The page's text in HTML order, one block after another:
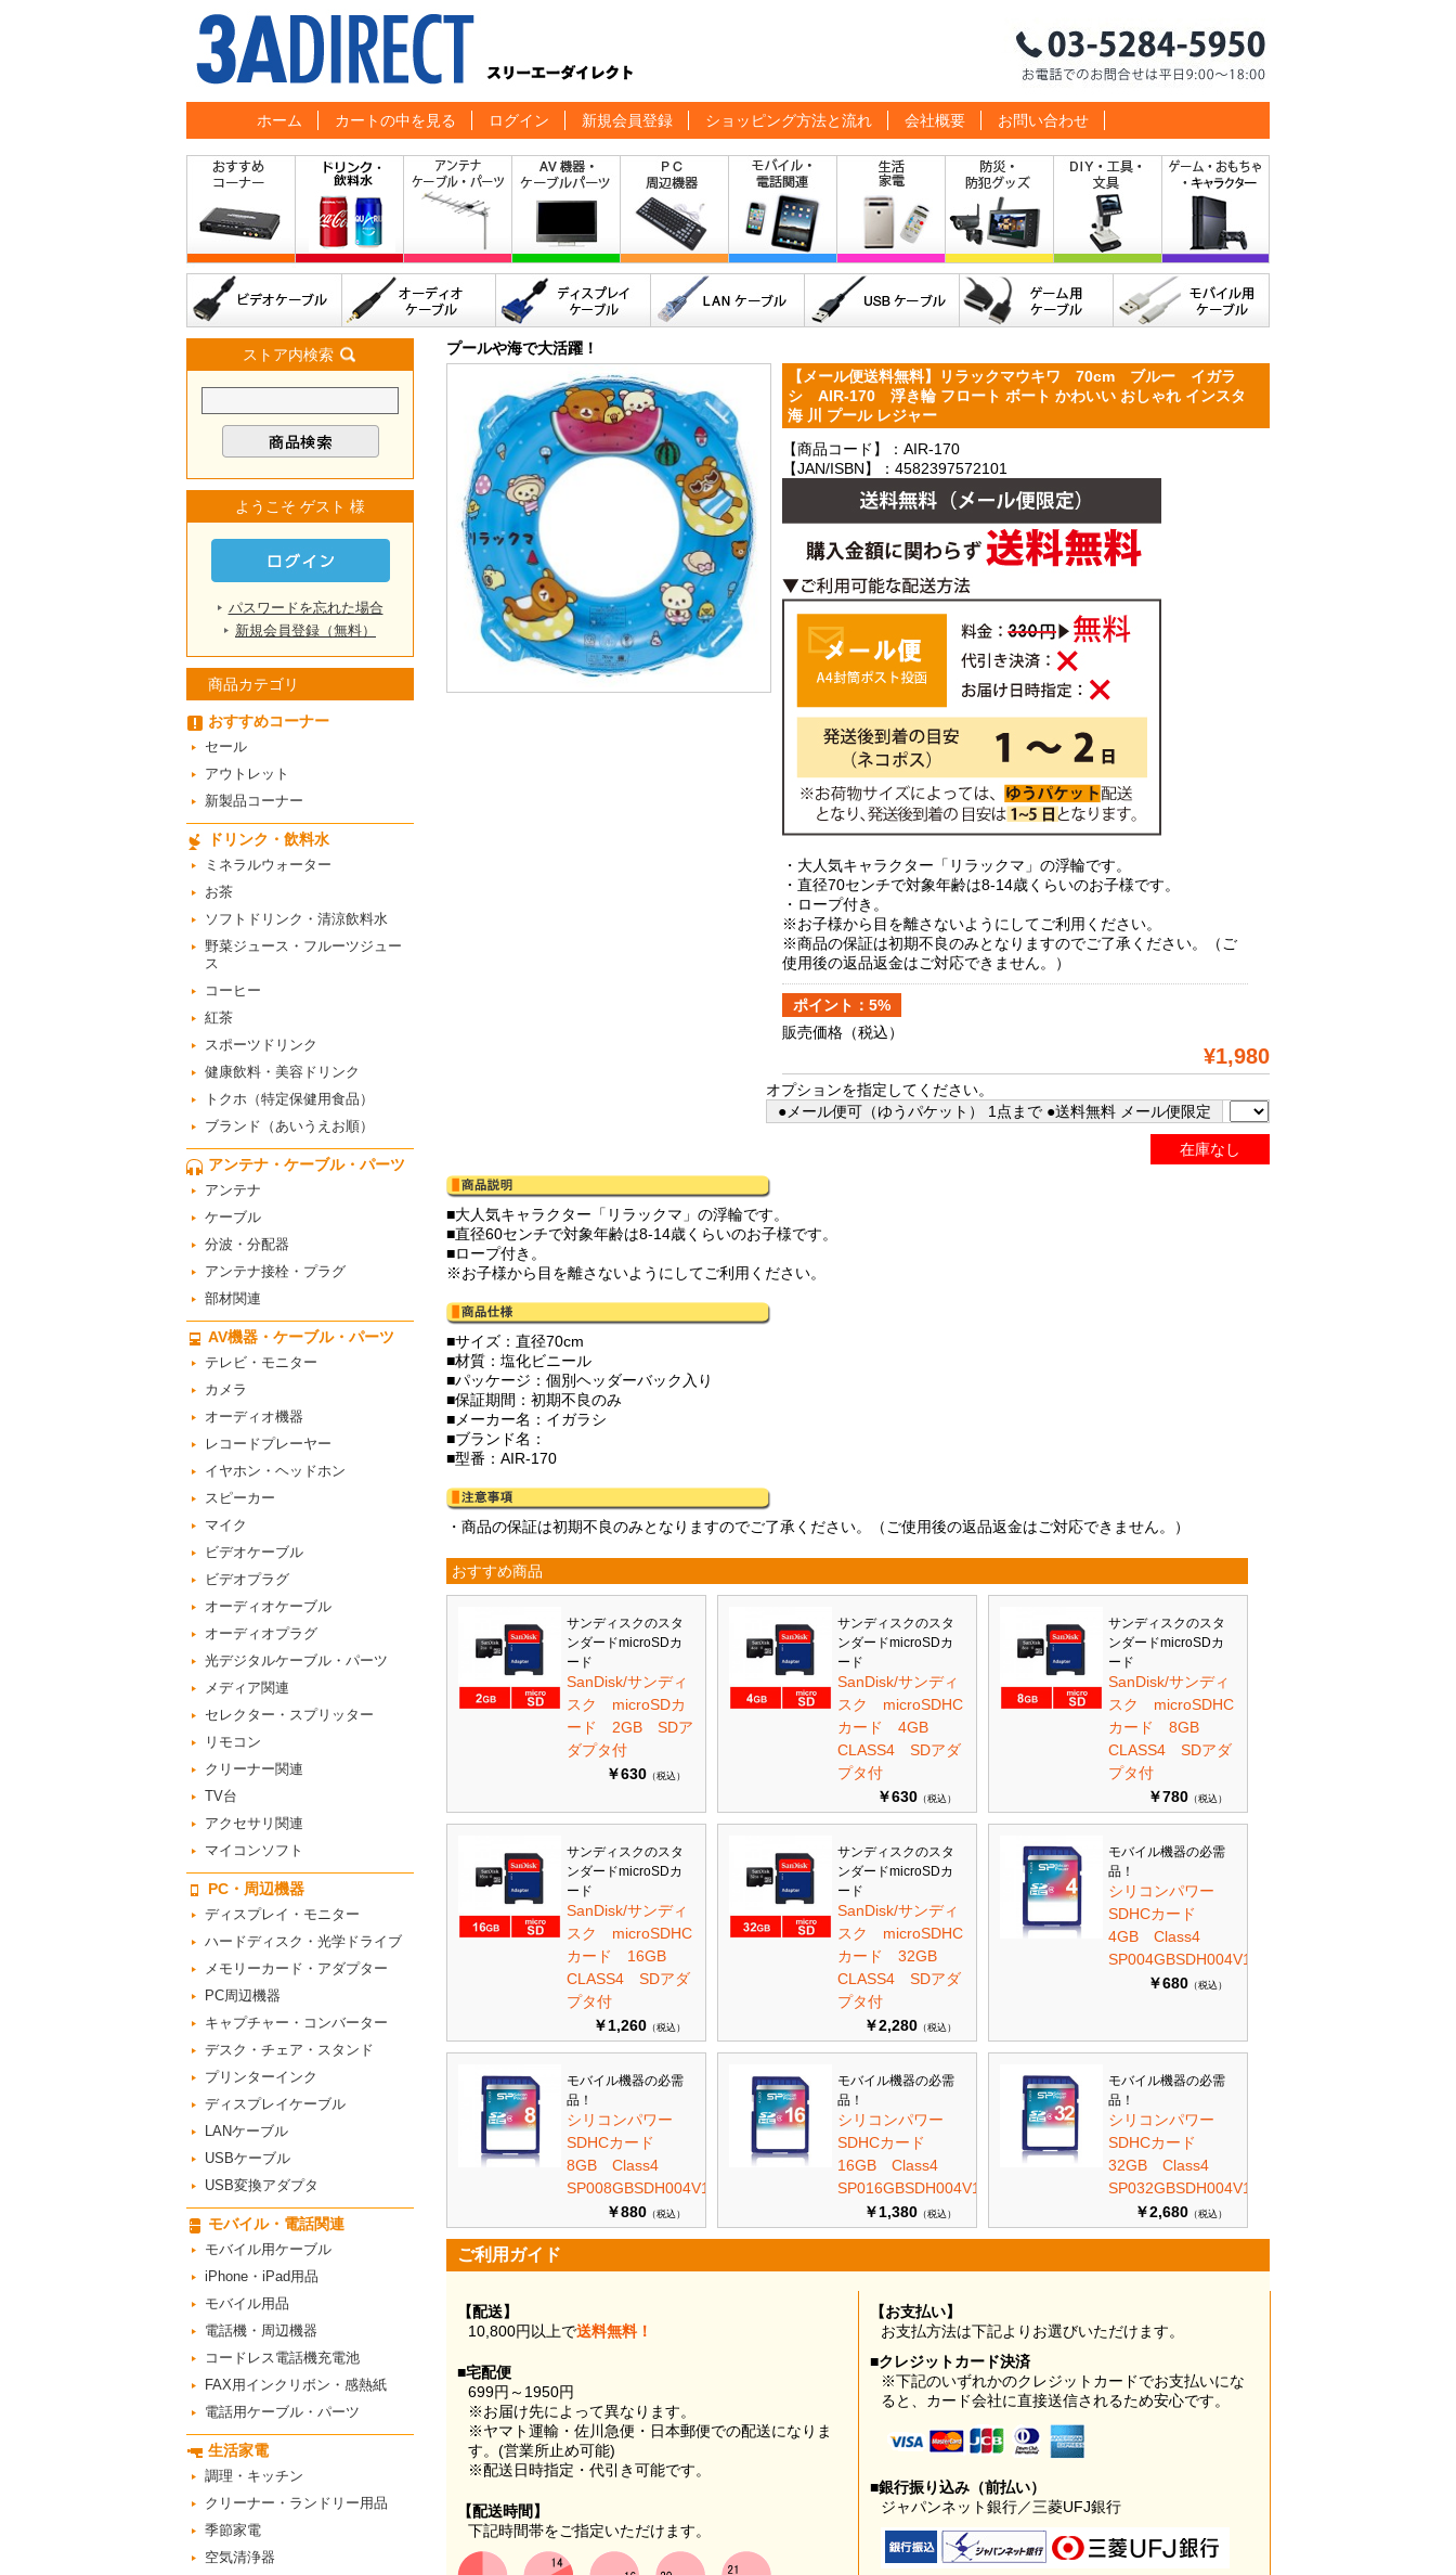
ホーム カートの中を見る ログイン 新規会員登録 ショッピング方法と流れ 会社概要 お問い合わせ
ストア内検索
ようこそ ゲスト 様
パスワードを忘れた場合
新規会員登録（無料）
商品カテゴリ
おすすめコーナー
セール
アウトレット
新製品コーナー
ドリンク・飲料水
ミネラルウォーター
お茶
ソフトドリンク・清涼飲料水
野菜ジュース・フルーツジュー
ス
コーヒー
紅茶
スポーツドリンク
健康飲料・美容ドリンク
トクホ（特定保健用食品）
ブランド（あいうえお順）
アンテナ・ケーブル・パーツ
アンテナ
ケーブル
分波・分配器
アンテナ接栓・プラグ
部材関連
AV機器・ケーブル・パーツ
テレビ・モニター
カメラ
オーディオ機器
レコードプレーヤー
イヤホン・ヘッドホン
スピーカー
マイク
ビデオケーブル
ビデオプラグ
オーディオケーブル
オーディオプラグ
光デジタルケーブル・パーツ
メディア関連
セレクター・スプリッター
リモコン
クリーナー関連
TV台
アクセサリ関連
マイコンソフト
PC・周辺機器
ディスプレイ・モニター
ハードディスク・光学ドライブ
メモリーカード・アダプター
PC周辺機器
キャプチャー・コンバーター
デスク・チェア・スタンド
プリンターインク
ディスプレイケーブル
LANケーブル
USBケーブル
USB変換アダプタ
モバイル・電話関連
モバイル用ケーブル
iPhone・iPad用品
モバイル用品
電話機・周辺機器
コードレス電話機充電池
FAX用インクリボン・感熱紙
電話用ケーブル・パーツ
生活家電
調理・キッチン
クリーナー・ランドリー用品
季節家電
空気清浄器
プールや海で大活躍！
【メール便送料無料】リラックマウキワ 70cm ブルー イガラ
シ AIR-170 浮き輪 フロート ボート かわいい おしゃれ インスタ
海 川 プール レジャー
【商品コード】：AIR-170
【JAN/ISBN】：4582397572101
・大人気キャラクター「リラックマ」の浮輪です。
・直径70センチで対象年齢は8-14歳くらいのお子様です。
・ロープ付き。
※お子様から目を離さないようにしてご利用ください。
※商品の保証は初期不良のみとなりますのでご了承ください。（ご
使用後の返品返金はご対応できません。）
ポイント：5%
販売価格 （税込）
¥1,980
オプションを指定してください。
●メール便可（ゆうパケット） 1点まで ●送料無料 メール便限定
在庫なし
■大人気キャラクター「リラックマ」の浮輪です。
■直径60センチで対象年齢は8-14歳くらいのお子様です。
■ロープ付き。
※お子様から目を離さないようにしてご利用ください。
■サイズ：直径70cm
■材質：塩化ビニール
■パッケージ：個別ヘッダーバック入り
■保証期間：初期不良のみ
■メーカー名：イガラシ
■ブランド名：
■型番：AIR-170
・商品の保証は初期不良のみとなりますのでご了承ください。（ご使用後の返品返金はご対応できません。）
おすすめ商品
サンディスクのスタ
ンダードmicroSDカ
ード
SanDisk/サンディ
スク microSDカ
ード 2GB SDア
ダプタ付
￥630 （税込）
サンディスクのスタ
ンダードmicroSDカ
ード
SanDisk/サンディ
スク microSDHC
カード 4GB
CLASS4 SDアダ
プタ付
￥630 （税込）
サンディスクのスタ
ンダードmicroSDカ
ード
SanDisk/サンディ
スク microSDHC
カード 8GB
CLASS4 SDアダ
プタ付
￥780 （税込）
サンディスクのスタ
ンダードmicroSDカ
ード
SanDisk/サンディ
スク microSDHC
カード 16GB
CLASS4 SDアダ
プタ付
￥1,260 （税込）
サンディスクのスタ
ンダードmicroSDカ
ード
SanDisk/サンディ
スク microSDHC
カード 32GB
CLASS4 SDアダ
プタ付
￥2,280 （税込）
モバイル機器の必需
品！
シリコンパワー
SDHCカード
4GB Class4
SP004GBSDH004V10
￥680 （税込）
モバイル機器の必需
品！
シリコンパワー
SDHCカード
8GB Class4
SP008GBSDH004V10
￥880 （税込）
モバイル機器の必需
品！
シリコンパワー
SDHCカード
16GB Class4
SP016GBSDH004V10
￥1,380 （税込）
モバイル機器の必需
品！
シリコンパワー
SDHCカード
32GB Class4
SP032GBSDH004V10
￥2,680 （税込）
ご利用ガイド
【配送】
10,800円以上で送料無料！
■宅配便
699円～1950円
※お届け先によって異なります。
※ヤマト運輸・佐川急便・日本郵便での配送になりま
す。(営業所止め可能)
※配送日時指定・代引き可能です。
【配送時間】
下記時間帯をご指定いただけます。
【お支払い】
お支払方法は下記よりお選びいただけます。
■クレジットカード決済
※下記のいずれかのクレジットカードでお支払いにな
ると、カード会社に直接送信されるため安心です。
■銀行振り込み（前払い）
ジャパンネット銀行／三菱UFJ銀行